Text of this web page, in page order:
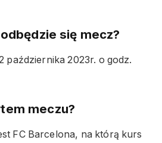
się mecz?
października 2023r. o godz.
meczu?
FC Barcelona, na którą kurs